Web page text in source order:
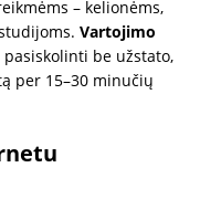
– kelionėms,
Vartojimo
be užstato,
per 15–30 minučių